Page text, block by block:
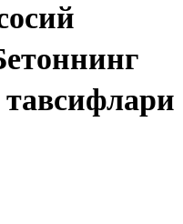
тавсифлари